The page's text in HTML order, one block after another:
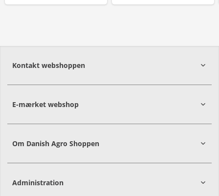
Kontakt webshoppen
E-mærket webshop
Om Danish Agro Shoppen
Administration